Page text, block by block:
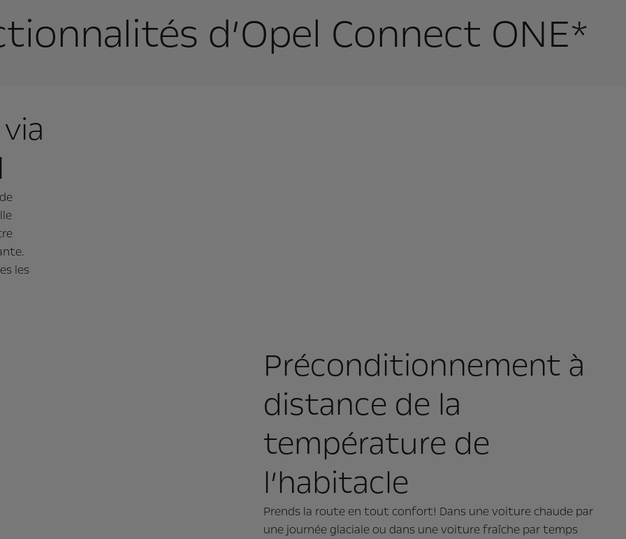
d’Opel Connect ONE*
les
Préconditionnement à
distance de la
température de
l’habitacle
Prends la route en tout confort! Dans une voiture chaude par
une journée glaciale ou dans une voiture fraîche par temps